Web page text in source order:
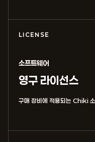
LICENSE
소프트웨어
영구 라이선스
구매 장비에 적용되는 Chiki